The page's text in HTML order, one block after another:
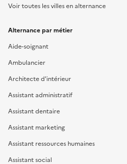
Voir toutes les villes en alternance
Alternance par métier
Aide-soignant
Ambulancier
Architecte d'intérieur
Assistant administratif
Assistant dentaire
Assistant marketing
Assistant ressources humaines
Assistant social